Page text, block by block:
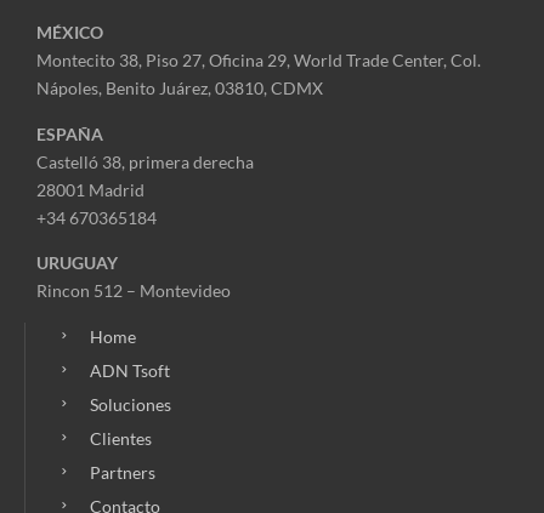
MÉXICO
Montecito 38, Piso 27, Oficina 29,World Trade Center,Col.
Nápoles, Benito Juárez, 03810, CDMX
ESPAÑA
Castelló 38, primera derecha
28001 Madrid
+34 670365184
URUGUAY
Rincon 512 – Montevideo
Home
ADN Tsoft
Soluciones
Clientes
Partners
Contacto